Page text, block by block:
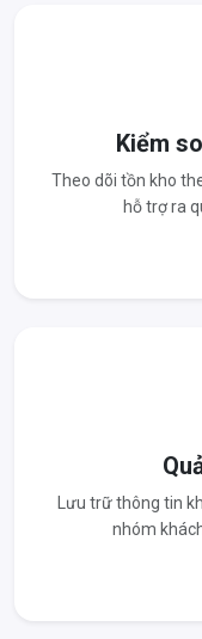
Kiểm
Theo dõi tồn kho
hỗ trợ ra
Lưu trữ thông tin
nhóm